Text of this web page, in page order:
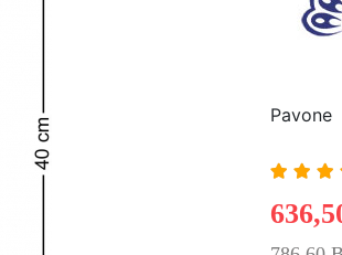
Pavone